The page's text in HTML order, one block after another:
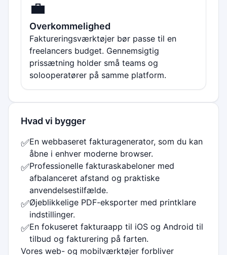
💼
Overkommelighed
Faktureringsværktøjer bør passe til en
freelancers budget. Gennemsigtig
prissætning holder små teams og
solooperatører på samme platform.
Hvad vi bygger
✅En webbaseret fakturagenerator, som du kan
åbne i enhver moderne browser.
✅Professionelle fakturaskabeloner med
afbalanceret afstand og praktiske
anvendelsestilfælde.
✅Øjeblikkelige PDF-eksporter med printklare
indstillinger.
✅En fokuseret fakturaapp til iOS og Android til
tilbud og fakturering på farten.
Vores web- og mobilværktøjer forbliver